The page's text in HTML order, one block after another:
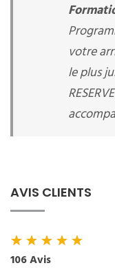
votre
le plus
AVIS CLIENTS
★★★★★
106 Avis